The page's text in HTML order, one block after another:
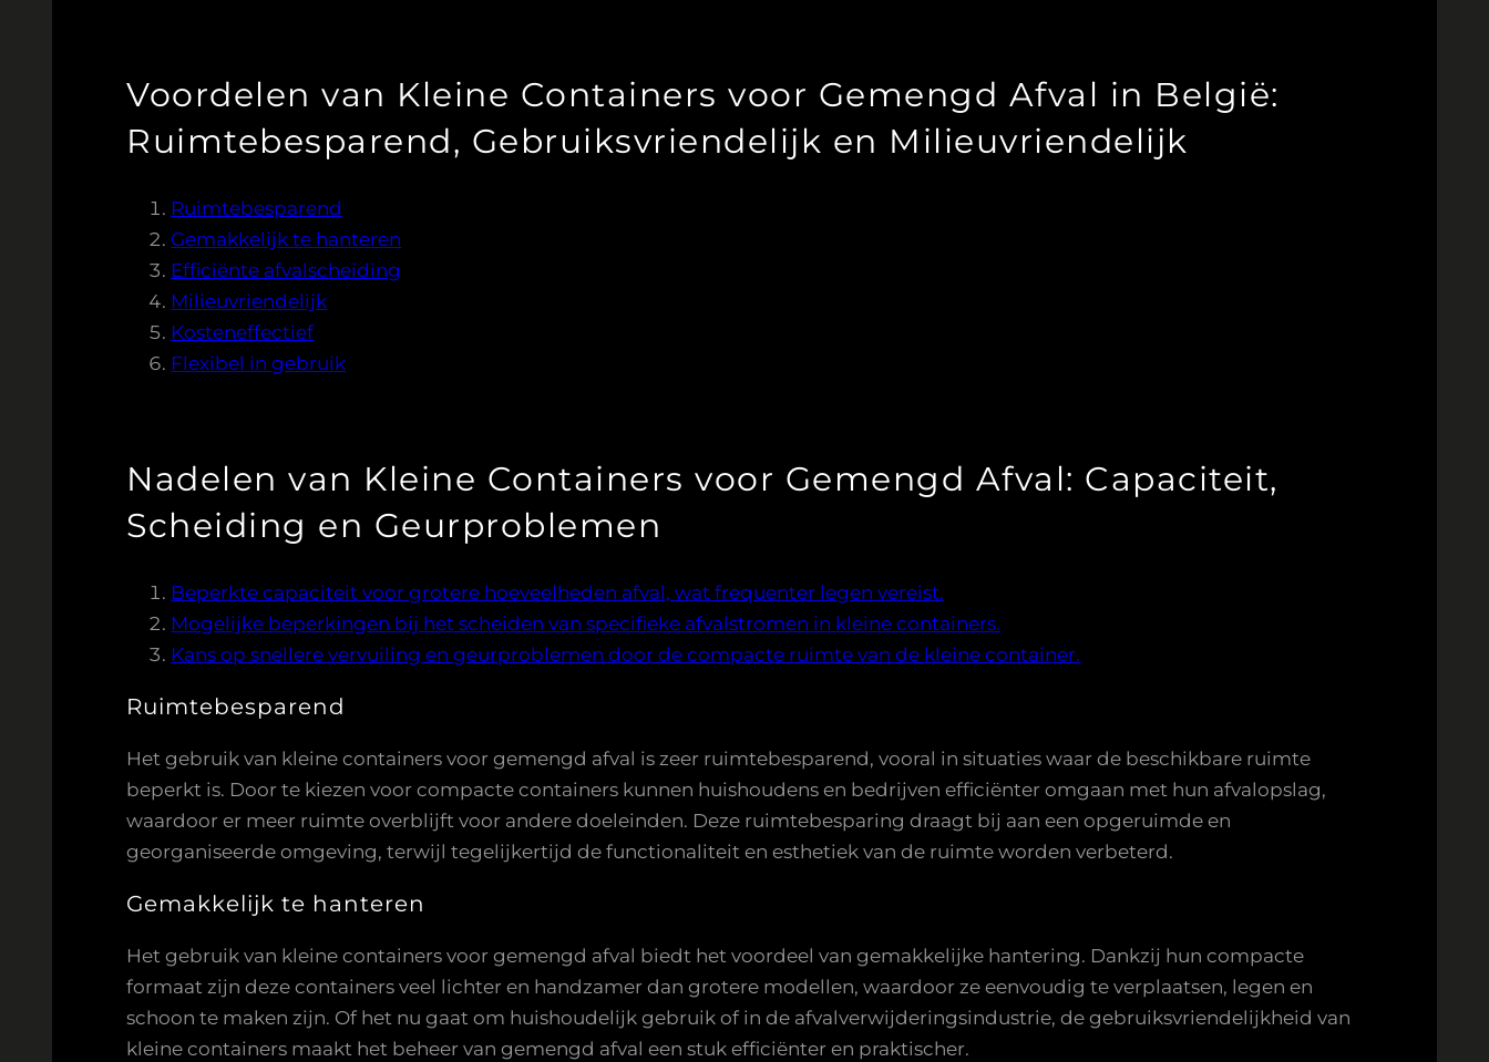
Voordelen van Kleine Containers voor Gemengd Afval in België:
Ruimtebesparend, Gebruiksvriendelijk en Milieuvriendelijk
Ruimtebesparend
Gemakkelijk te hanteren
Efficiënte afvalscheiding
Milieuvriendelijk
Kosteneffectief
Flexibel in gebruik
Nadelen van Kleine Containers voor Gemengd Afval: Capaciteit,
Scheiding en Geurproblemen
Beperkte capaciteit voor grotere hoeveelheden afval, wat frequenter legen vereist.
Mogelijke beperkingen bij het scheiden van specifieke afvalstromen in kleine containers.
Kans op snellere vervuiling en geurproblemen door de compacte ruimte van de kleine container.
Ruimtebesparend
Het gebruik van kleine containers voor gemengd afval is zeer ruimtebesparend, vooral in situaties waar de beschikbare ruimte
beperkt is. Door te kiezen voor compacte containers kunnen huishoudens en bedrijven efficiënter omgaan met hun afvalopslag,
waardoor er meer ruimte overblijft voor andere doeleinden. Deze ruimtebesparing draagt bij aan een opgeruimde en
georganiseerde omgeving, terwijl tegelijkertijd de functionaliteit en esthetiek van de ruimte worden verbeterd.
Gemakkelijk te hanteren
Het gebruik van kleine containers voor gemengd afval biedt het voordeel van gemakkelijke hantering. Dankzij hun compacte
formaat zijn deze containers veel lichter en handzamer dan grotere modellen, waardoor ze eenvoudig te verplaatsen, legen en
schoon te maken zijn. Of het nu gaat om huishoudelijk gebruik of in de afvalverwijderingsindustrie, de gebruiksvriendelijkheid van
kleine containers maakt het beheer van gemengd afval een stuk efficiënter en praktischer.